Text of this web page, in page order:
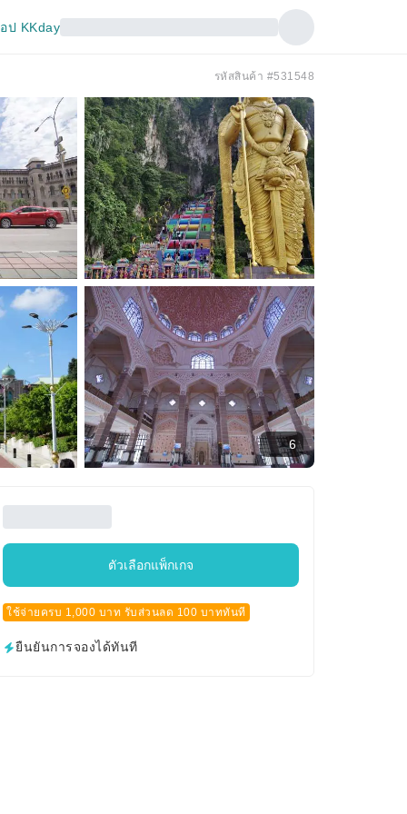
ป KKday
รหัสสินค้า #531548
6
ตัวเลือกแพ็กเกจ
ใช้จ่ายครบ 1,000 บาท รับส่วนลด 100 บาททันที
ยืนยันการจองได้ทันที